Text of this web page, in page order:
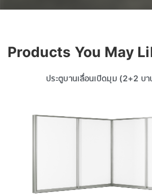
Products You May
ประตูบานเลื่อนเปิดมุม (2+2 บา